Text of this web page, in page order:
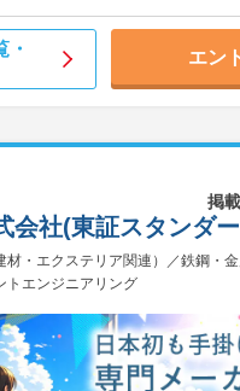
・
エン
掲
材・エクステリア関連）／鉄鋼・
トエンジニアリング
会社(東証スタンダ